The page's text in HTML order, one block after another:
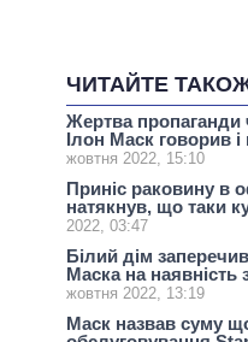
ЧИТАЙТЕ
Жертва пропаганди
Ілон Маск говорив
жовтня 2022, 15:10
Приніс раковину в
натякнув, що таки
2022, 03:47
Білий дім
Маска на наявність
жовтня 2022, 13:19
Маск назвав суму